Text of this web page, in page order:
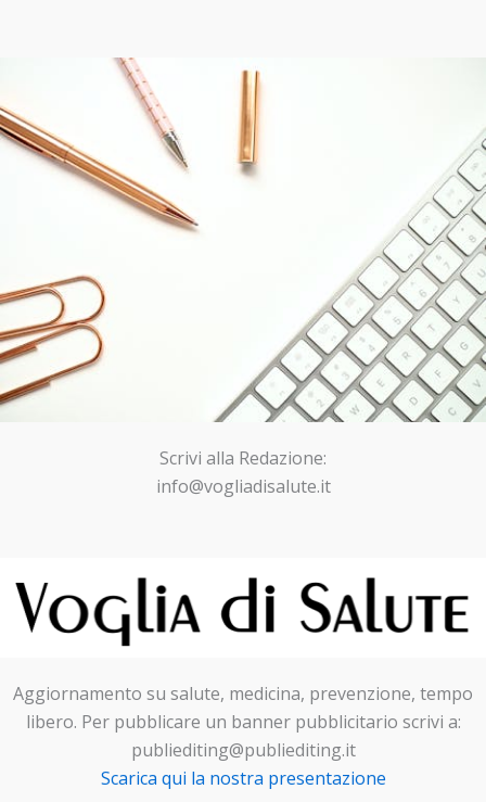
Scrivi alla Redazione:
info@vogliadisalute.it
Aggiornamento su salute, medicina, prevenzione, tempo
libero. Per pubblicare un banner pubblicitario scrivi a:
publiediting@publiediting.it
Scarica qui la nostra presentazione